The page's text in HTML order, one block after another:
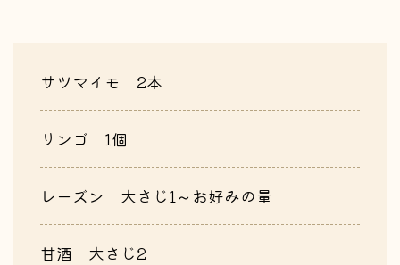
サツマイモ 2本
リンゴ 1個
レーズン 大さじ1～お好みの量
甘酒 大さじ2